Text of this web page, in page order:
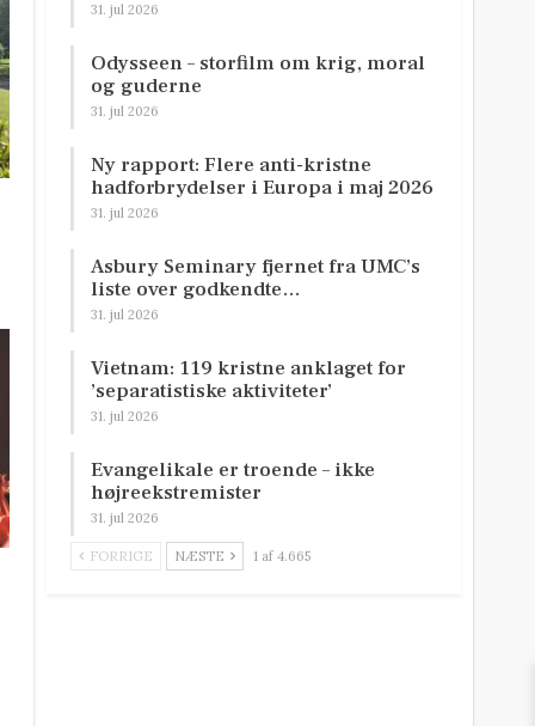
31. jul 2026
Odysseen – storfilm om krig, moral
og guderne
31. jul 2026
Ny rapport: Flere anti-kristne
hadforbrydelser i Europa i maj 2026
31. jul 2026
Asbury Seminary fjernet fra UMC’s
liste over godkendte…
31. jul 2026
Vietnam: 119 kristne anklaget for
’separatistiske aktiviteter’
31. jul 2026
Evangelikale er troende – ikke
højreekstremister
31. jul 2026
FORRIGE NÆSTE 1 af 4.665